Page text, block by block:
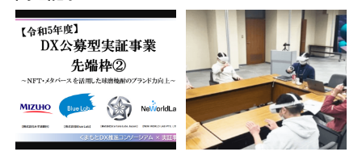
の
投
稿